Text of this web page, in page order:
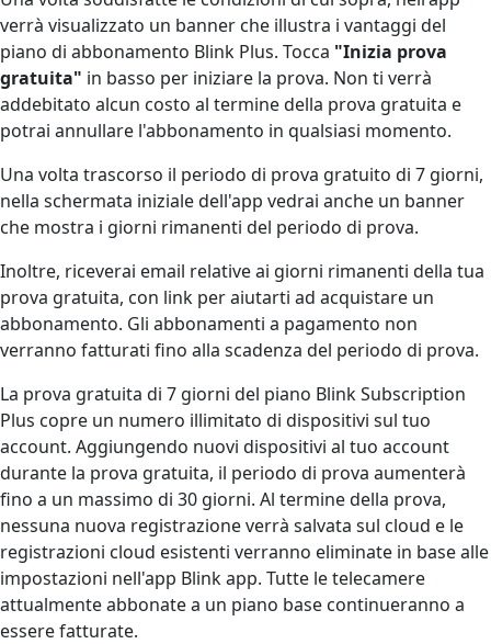
verrà visualizzato un banner che illustra i vantaggi del
piano di abbonamento Blink Plus. Tocca "Inizia prova
gratuita" in basso per iniziare la prova. Non ti verrà
addebitato alcun costo al termine della prova gratuita e
potrai annullare l'abbonamento in qualsiasi momento.
Una volta trascorso il periodo di prova gratuito di 7 giorni,
nella schermata iniziale dell'app vedrai anche un banner
che mostra i giorni rimanenti del periodo di prova.
Inoltre, riceverai email relative ai giorni rimanenti della tua
prova gratuita, con link per aiutarti ad acquistare un
abbonamento. Gli abbonamenti a pagamento non
verranno fatturati fino alla scadenza del periodo di prova.
La prova gratuita di 7 giorni del piano Blink Subscription
Plus copre un numero illimitato di dispositivi sul tuo
account. Aggiungendo nuovi dispositivi al tuo account
durante la prova gratuita, il periodo di prova aumenterà
fino a un massimo di 30 giorni. Al termine della prova,
nessuna nuova registrazione verrà salvata sul cloud e le
registrazioni cloud esistenti verranno eliminate in base alle
impostazioni nell'app Blink app. Tutte le telecamere
attualmente abbonate a un piano base continueranno a
essere fatturate.